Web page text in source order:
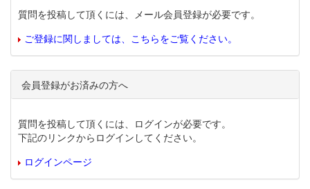
質問を投稿して頂くには、メール会員登録が必要です。
ご登録に関しましては、こちらをご覧ください。
会員登録がお済みの方へ
質問を投稿して頂くには、ログインが必要です。
下記のリンクからログインしてください。
ログインページ